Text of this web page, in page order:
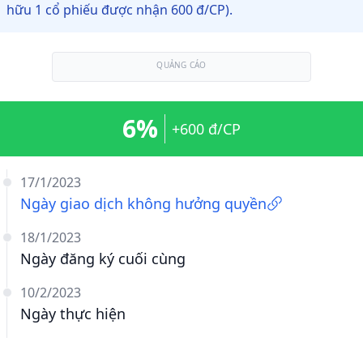
hữu 1 cổ phiếu được nhận 600 đ/CP).
QUẢNG CÁO
17/1/2023
Ngày giao dịch không hưởng quyền
18/1/2023
Ngày đăng ký cuối cùng
10/2/2023
Ngày thực hiện
6% +600 đ/CP